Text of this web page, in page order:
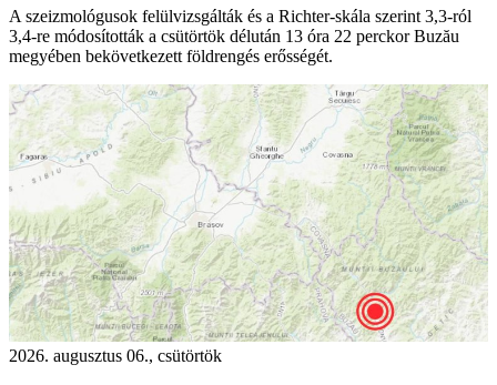
A szeizmológusok felülvizsgálták és a Richter-skála szerint 3,3-ról
3,4-re módosították a csütörtök délután 13 óra 22 perckor Buzău
megyében bekövetkezett földrengés erősségét.
2026. augusztus 06., csütörtök